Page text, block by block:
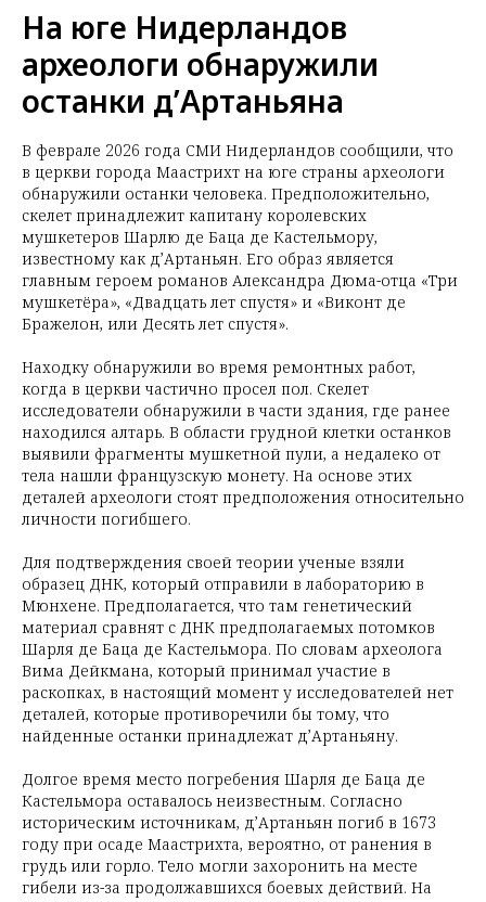
На юге Нидерландов
археологи обнаружили
останки д’Артаньяна
В феврале 2026 года СМИ Нидерландов сообщили, что
в церкви города Маастрихт на юге страны археологи
обнаружили останки человека. Предположительно,
скелет принадлежит капитану королевских
мушкетеров Шарлю де Баца де Кастельмору,
известному как д’Артаньян. Его образ является
главным героем романов Александра Дюма-отца «Три
мушкетёра», «Двадцать лет спустя» и «Виконт де
Бражелон, или Десять лет спустя».
Находку обнаружили во время ремонтных работ,
когда в церкви частично просел пол. Скелет
исследователи обнаружили в части здания, где ранее
находился алтарь. В области грудной клетки останков
выявили фрагменты мушкетной пули, а недалеко от
тела нашли французскую монету. На основе этих
деталей археологи стоят предположения относительно
личности погибшего.
Для подтверждения своей теории ученые взяли
образец ДНК, который отправили в лабораторию в
Мюнхене. Предполагается, что там генетический
материал сравнят с ДНК предполагаемых потомков
Шарля де Баца де Кастельмора. По словам археолога
Вима Дейкмана, который принимал участие в
раскопках, в настоящий момент у исследователей нет
деталей, которые противоречили бы тому, что
найденные останки принадлежат д’Артаньяну.
Долгое время место погребения Шарля де Баца де
Кастельмора оставалось неизвестным. Согласно
историческим источникам, д’Артаньян погиб в 1673
году при осаде Маастрихта, вероятно, от ранения в
грудь или горло. Тело могли захоронить на месте
гибели из-за продолжавшихся боевых действий. На